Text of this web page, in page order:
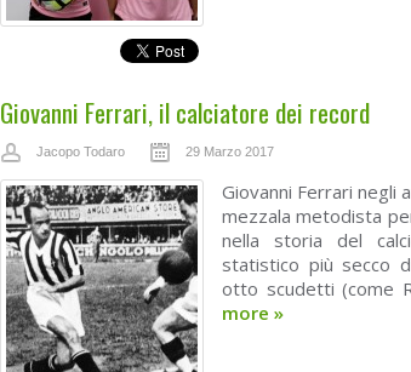
Giovanni Ferrari, il calciatore dei record
Jacopo Todaro 29 Marzo 2017
Giovanni Ferrari negli
mezzala metodista
nella storia del
statistico più secco
otto scudetti (come
more »